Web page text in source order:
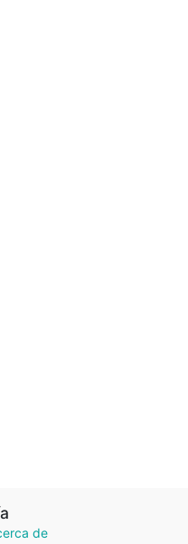
de